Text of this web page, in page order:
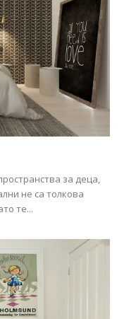
за деца,
не са толкова
те...